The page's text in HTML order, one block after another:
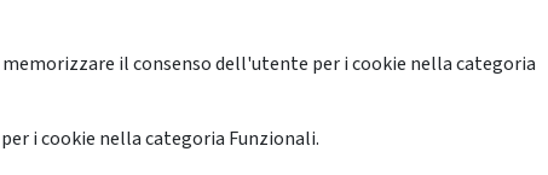
il consenso dell'utente per i cookie nella categoria
i cookie nella categoria Funzionali.